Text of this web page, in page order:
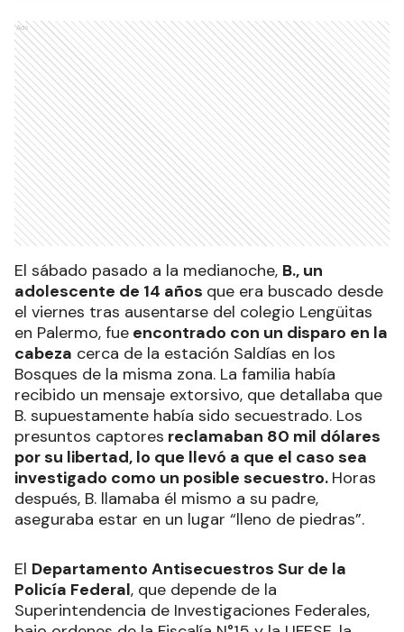
Ads
El sábado pasado a la medianoche, B., un
adolescente de 14 años que era buscado desde
el viernes tras ausentarse del colegio Lengüitas
en Palermo, fue encontrado con un disparo en la
cabeza cerca de la estación Saldías en los
Bosques de la misma zona. La familia había
recibido un mensaje extorsivo, que detallaba que
B. supuestamente había sido secuestrado. Los
presuntos captores reclamaban 80 mil dólares
por su libertad, lo que llevó a que el caso sea
investigado como un posible secuestro. Horas
después, B. llamaba él mismo a su padre,
aseguraba estar en un lugar “lleno de piedras”.
El Departamento Antisecuestros Sur de la
Policía Federal, que depende de la
Superintendencia de Investigaciones Federales,